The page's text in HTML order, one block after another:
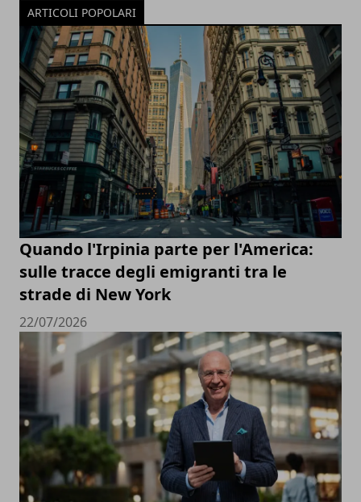
ARTICOLI POPOLARI
Quando l'Irpinia parte per l'America:
sulle tracce degli emigranti tra le
strade di New York
22/07/2026